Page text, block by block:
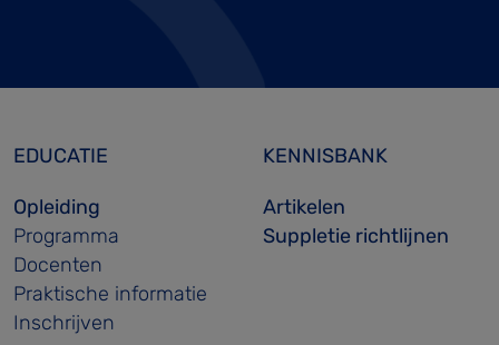
EDUCATIE
Opleiding
Programma
Docenten
Praktische informatie
Inschrijven
KENNISBANK
Artikelen
Suppletie richtlijnen